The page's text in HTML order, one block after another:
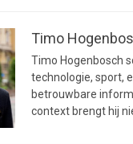
Timo
Timo Hogenbosch
technologie, sport,
betrouwbare
context brengt hij